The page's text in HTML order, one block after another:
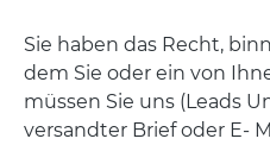
Sie haben das Recht,
dem Sie oder ein von
müssen Sie uns (Leads
versandter Brief oder E-